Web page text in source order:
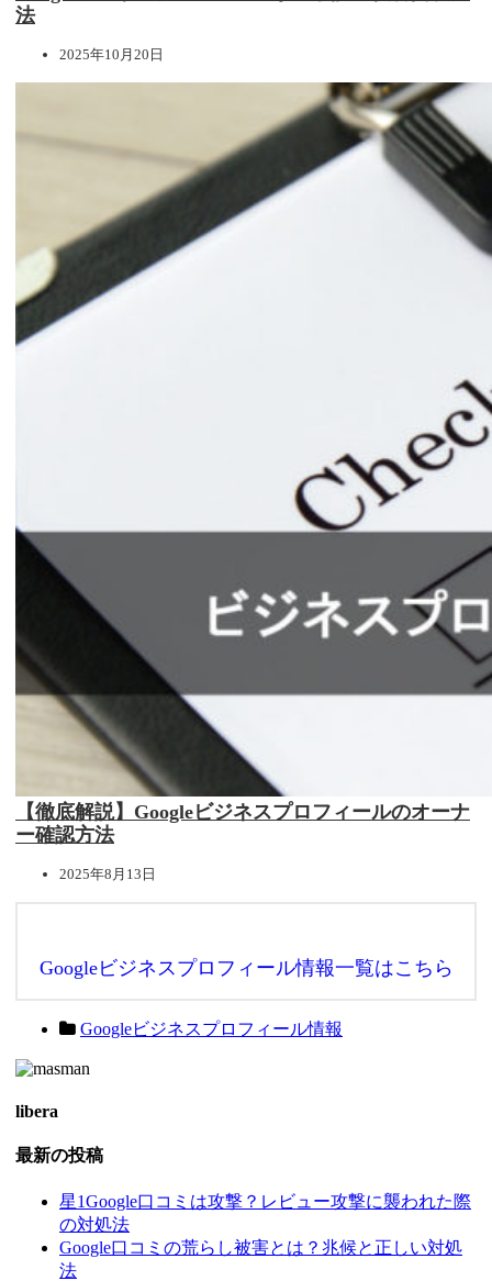
法
2025年10月20日
【徹底解説】Googleビジネスプロフィールのオーナ
ー確認方法
2025年8月13日
Googleビジネスプロフィール情報一覧はこちら
Googleビジネスプロフィール情報
libera
最新の投稿
星1Google口コミは攻撃？レビュー攻撃に襲われた際
の対処法
Google口コミの荒らし被害とは？兆候と正しい対処
法